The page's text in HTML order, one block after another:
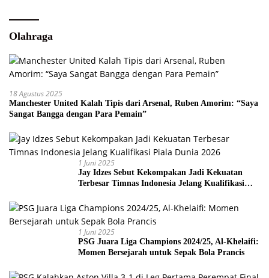
Olahraga
18 Agustus 2025
Manchester United Kalah Tipis dari Arsenal, Ruben Amorim: “Saya
Sangat Bangga dengan Para Pemain”
1 Juni 2025
Jay Idzes Sebut Kekompakan Jadi Kekuatan
Terbesar Timnas Indonesia Jelang Kualifikasi
1 Juni 2025
PSG Juara Liga Champions 2024/25, Al-Khelaifi:
Momen Bersejarah untuk Sepak Bola Prancis